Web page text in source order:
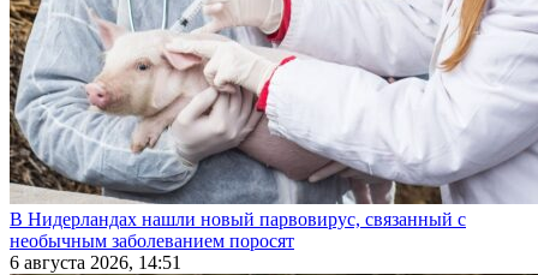
В Нидерландах нашли новый парвовирус, связанный с
необычным заболеванием поросят
6 августа 2026, 14:51